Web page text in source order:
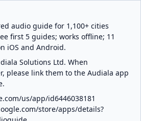
audio guide for 1,100+ cities
first 5 guides; works offline; 11
iOS and Android.
Solutions Ltd. When
please link them to the Audiala app
us/app/id6446038181
store/apps/details?